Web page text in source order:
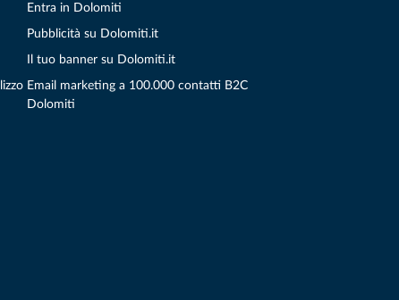
Entra in Dolomiti
Pubblicità su Dolomiti.it
Il tuo banner su Dolomiti.it
Email marketing a 100.000 contatti B2C
Dolomiti